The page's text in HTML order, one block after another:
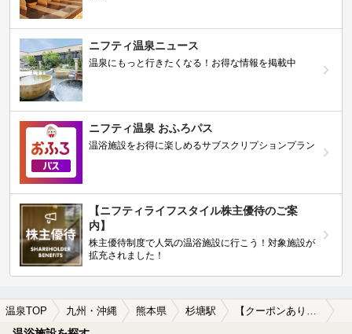
ニフティ温泉ニュース
温泉にもっと行きたくなる！お得な情報を掲載中
ニフティ温泉 おふろパス
温浴施設をお得に楽しめるサブスクリプションプラン
【ニフティライフスタイル株主優待のご案
内】
株主優待制度で人気の温浴施設に行こう！対象施設が
拡充されました！
温泉TOP 九州・沖縄 熊本県 杉塘駅 【クーポンあり】水風呂が楽しめる杉塘駅近くの温泉、日帰り温泉、スーパー銭湯おすすめ